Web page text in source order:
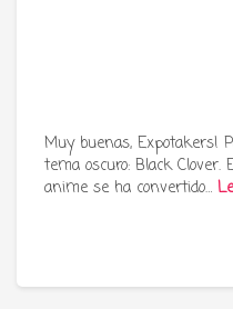
Muy buenas, Expotakers!
tema oscuro: Black
anime se ha convertido…